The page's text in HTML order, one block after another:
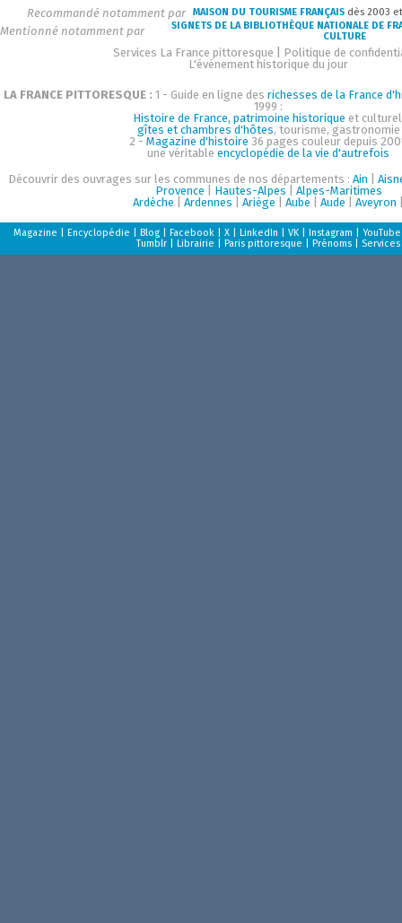
Recommandé notamment par MAISON DU TOURISME FRANÇAIS dès 2003
Mentionné notamment par
SIGNETS DE LA BIBLIOTHÈQUE NATIONALE DE
CULTURE
Services La France pittoresque
Politique de
L'événement historique du jour
LA FRANCE PITTORESQUE : 1 - Guide en ligne des richesses de la France
1999 :
Histoire de France, patrimoine historique et
gîtes et chambres d'hôtes, tourisme, gastronomie
2 - Magazine d'histoire 36 pages couleur depuis
une véritableencyclopédie de la vie d'autrefois
Découvrir des ouvrages sur les communes de nos départements :Ain |
Provence
Hautes-Alpes
Alpes-Maritimes
Ardèche |Ardennes |Ariège |Aube |Aude |Aveyron
Magazine |Encyclopédie |Blog |Facebook |X |LinkedIn |VK |Instagram |YouTube
Tumblr |Librairie |Paris pittoresque |Prénoms Services